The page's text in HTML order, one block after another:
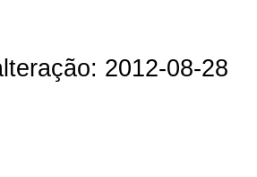
2012-08-28